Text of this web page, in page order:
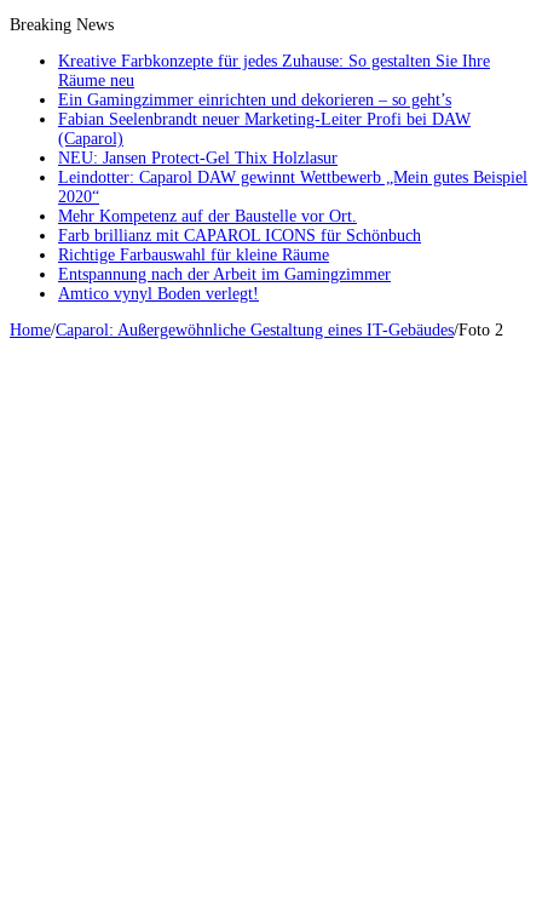
Breaking News
Kreative Farbkonzepte für jedes Zuhause: So gestalten Sie Ihre
Räume neu
Ein Gamingzimmer einrichten und dekorieren – so geht’s
Fabian Seelenbrandt neuer Marketing-Leiter Profi bei DAW
(Caparol)
NEU: Jansen Protect-Gel Thix Holzlasur
Leindotter: Caparol DAW gewinnt Wettbewerb „Mein gutes Beispiel
2020“
Mehr Kompetenz auf der Baustelle vor Ort.
Farb brillianz mit CAPAROL ICONS für Schönbuch
Richtige Farbauswahl für kleine Räume
Entspannung nach der Arbeit im Gamingzimmer
Amtico vynyl Boden verlegt!
Home/Caparol: Außergewöhnliche Gestaltung eines IT-Gebäudes/Foto 2